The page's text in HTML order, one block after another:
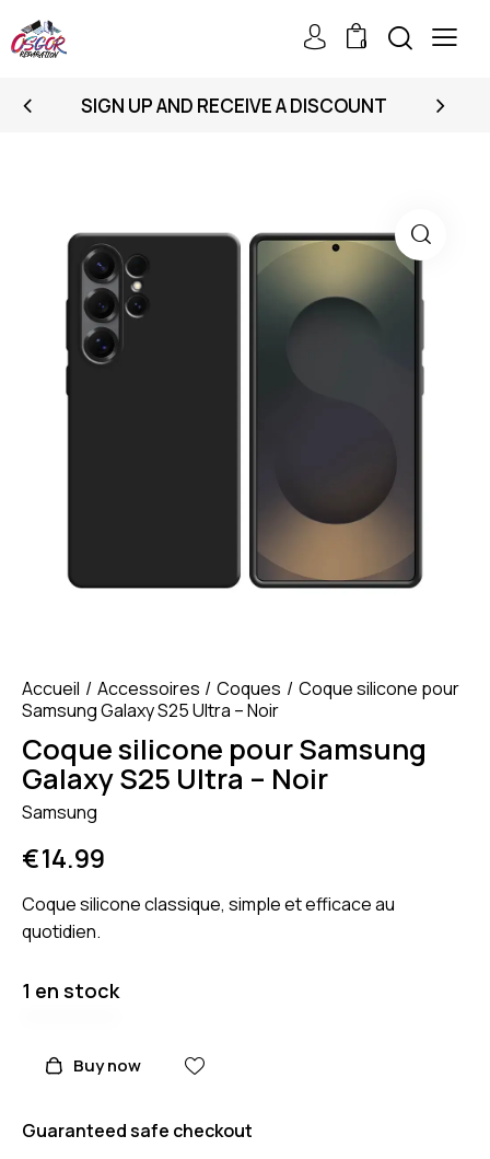
0
SIGN UP AND RECEIVE A DISCOUNT
Accueil Accessoires Coques
Coque silicone pour
Samsung Galaxy S25 Ultra – Noir
Coque silicone pour Samsung
Galaxy S25 Ultra – Noir
Samsung
€14.99
Coque silicone classique, simple et efficace au
quotidien.
1 en stock
Buy now
Guaranteed safe checkout